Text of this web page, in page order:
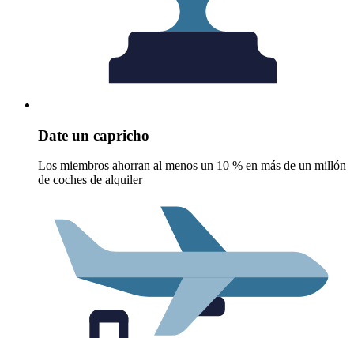
Date un capricho
Los miembros ahorran al menos un 10 % en más de un millón
de coches de alquiler